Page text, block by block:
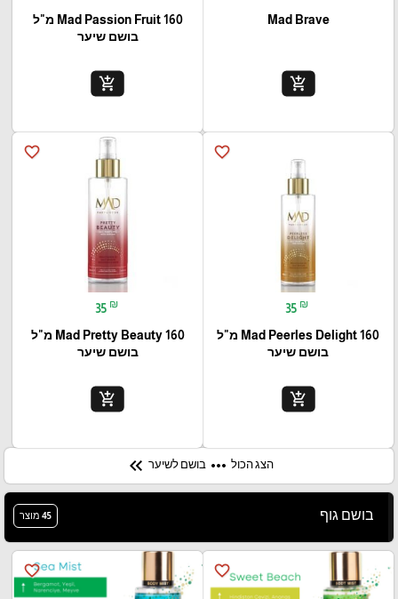
Mad Brave
add_shopping_cart
Mad Passion Fruit 160 מ"ל
בושם שיער
add_shopping_cart
favorite_border
35 ₪
Mad Peerles Delight 160 מ"ל
בושם שיער
add_shopping_cart
favorite_border
35 ₪
Mad Pretty Beauty 160 מ"ל
בושם שיער
add_shopping_cart
הצג הכול more_horiz בושם לשיער keyboard_double_arrow_left
בושם גוף 45 מוצר
favorite_border
favorite_border